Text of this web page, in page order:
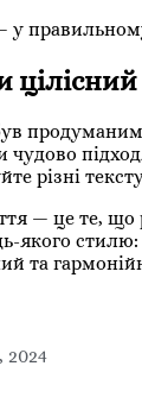
продуманим,
чудово
різні
— це те,
якого
та
2024